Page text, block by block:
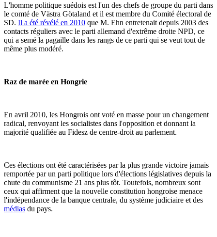
L'homme politique suédois est l'un des chefs de groupe du parti dans
le comté de Västra Götaland et il est membre du Comité électoral de
SD. Il a été révélé en 2010 que M. Ehn entretenait depuis 2003 des
contacts réguliers avec le parti allemand d'extrême droite NPD, ce
qui a semé la pagaille dans les rangs de ce parti qui se veut tout de
même plus modéré.
Raz de marée en Hongrie
En avril 2010, les Hongrois ont voté en masse pour un changement
radical, renvoyant les socialistes dans l'opposition et donnant la
majorité qualifiée au Fidesz de centre-droit au parlement.
Ces élections ont été caractérisées par la plus grande victoire jamais
remportée par un parti politique lors d'élections législatives depuis la
chute du communisme 21 ans plus tôt. Toutefois, nombreux sont
ceux qui affirment que la nouvelle constitution hongroise menace
l'indépendance de la banque centrale, du système judiciaire et des
médias du pays.